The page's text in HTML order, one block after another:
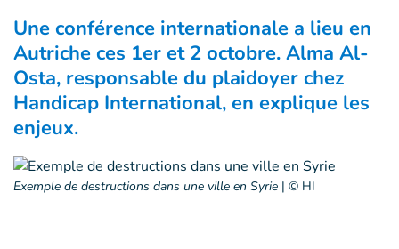
Une conférence internationale a lieu en
Autriche ces 1er et 2 octobre. Alma Al-
Osta, responsable du plaidoyer chez
Handicap International, en explique les
enjeux.
Exemple de destructions dans une ville en Syrie | © HI